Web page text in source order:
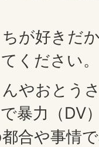
が好きだ
ください。
やおとう
暴力（DV
合や事情